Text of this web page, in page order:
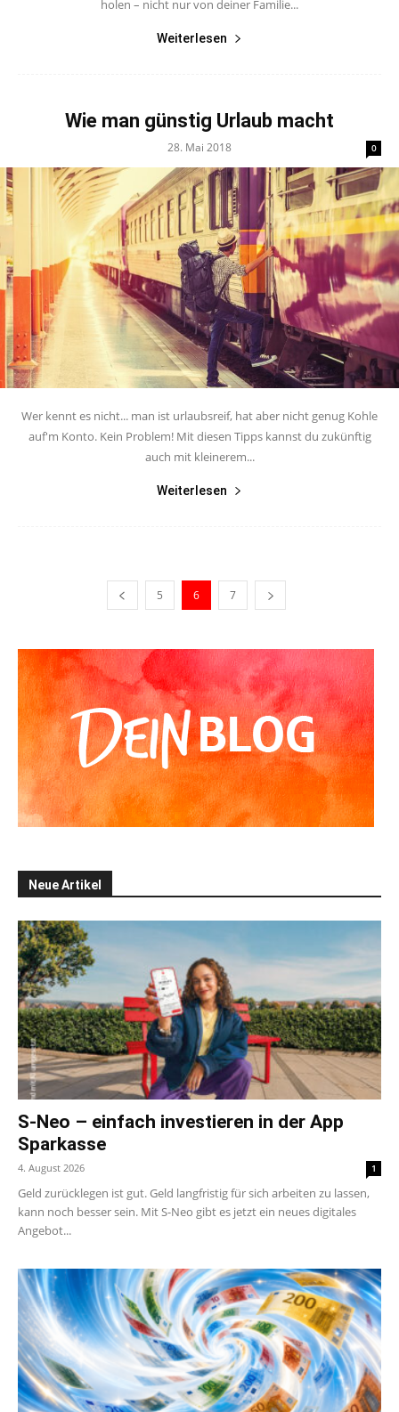
holen – nicht nur von deiner Familie...
Weiterlesen
Wie man günstig Urlaub macht
28. Mai 2018 0
Wer kennt es nicht... man ist urlaubsreif, hat aber nicht genug Kohle
auf'm Konto. Kein Problem! Mit diesen Tipps kannst du zukünftig
auch mit kleinerem...
Weiterlesen
5 6 7
Neue Artikel
S-Neo – einfach investieren in der App
Sparkasse
4. August 2026 1
Geld zurücklegen ist gut. Geld langfristig für sich arbeiten zu lassen,
kann noch besser sein. Mit S-Neo gibt es jetzt ein neues digitales
Angebot...